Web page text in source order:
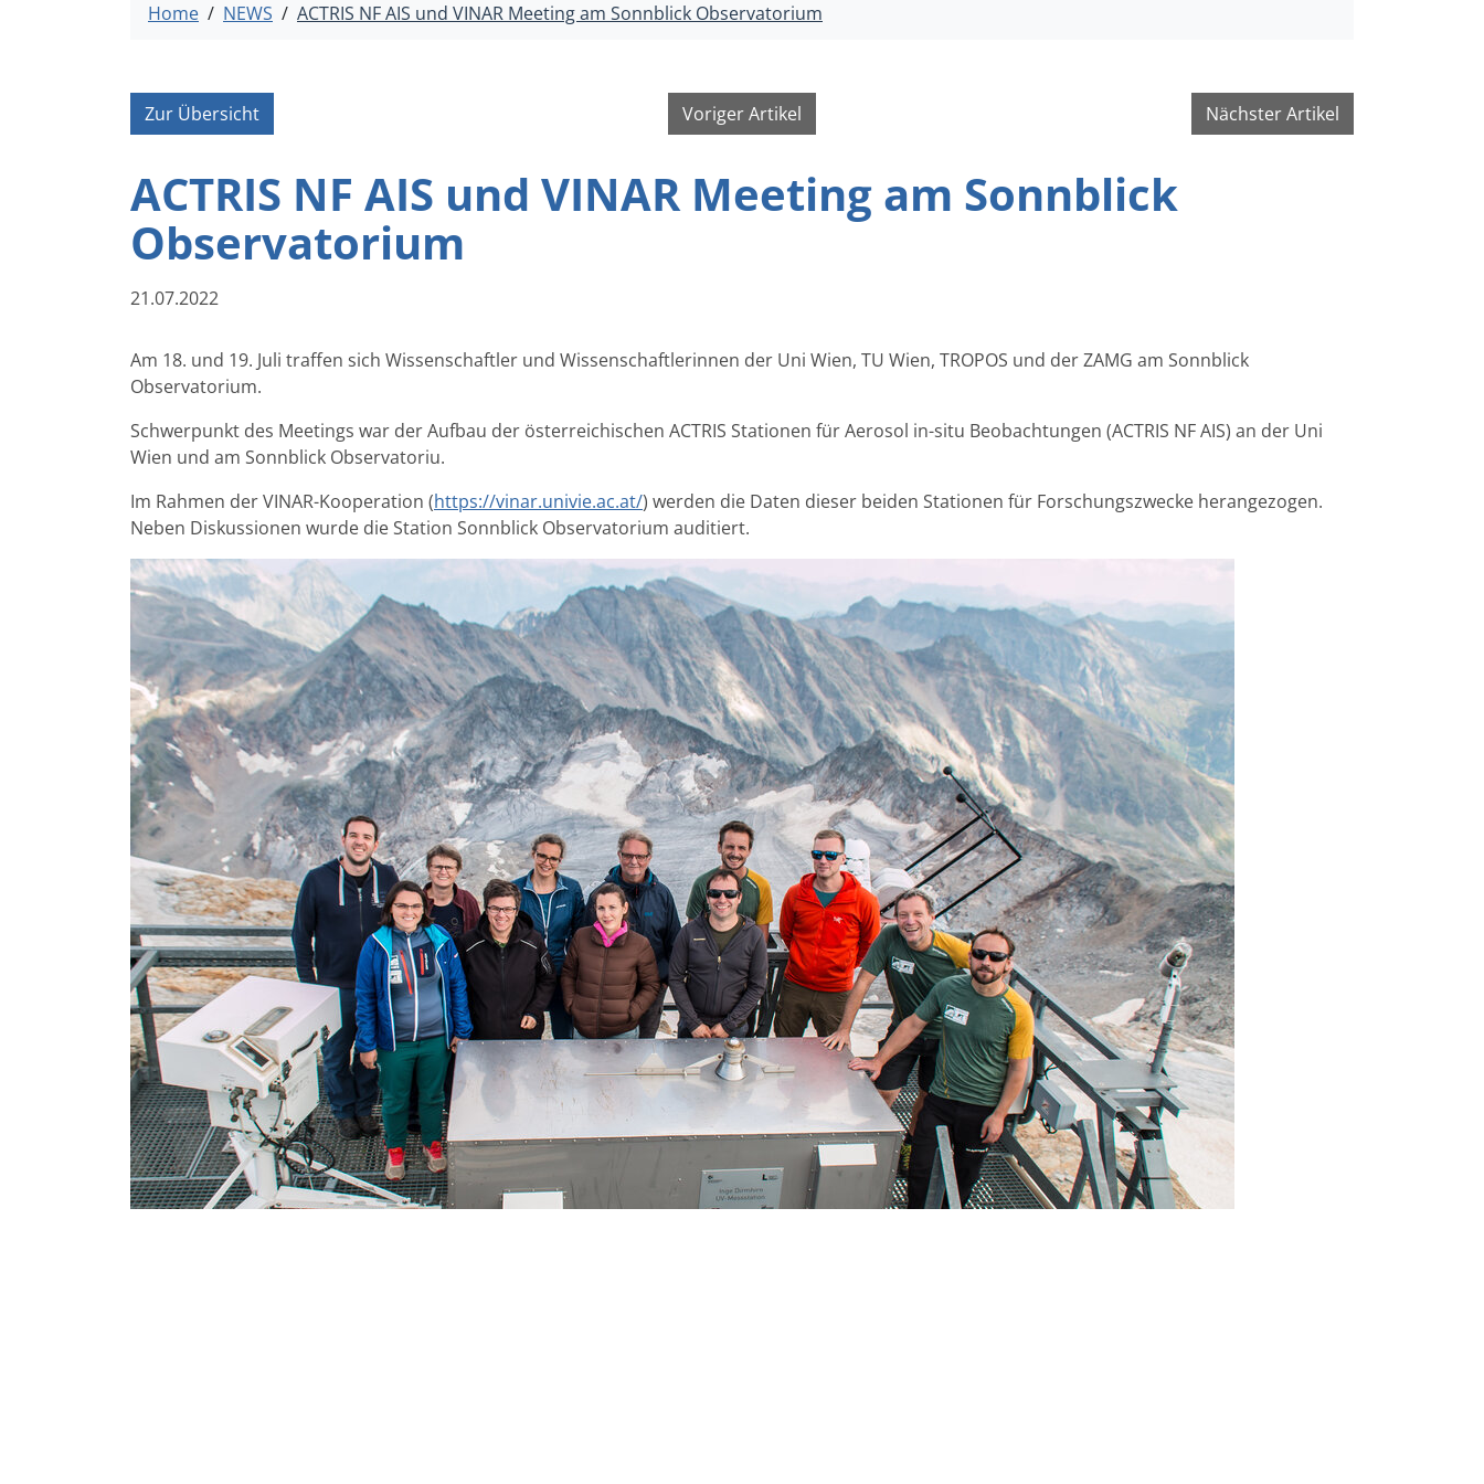
Home NEWS ACTRIS NF AIS und VINAR Meeting am Sonnblick Observatorium
Zur Übersicht Voriger Artikel Nächster Artikel
ACTRIS NF AIS und VINAR Meeting am Sonnblick
Observatorium
21.07.2022
Am 18. und 19. Juli traffen sich Wissenschaftler und Wissenschaftlerinnen der Uni Wien, TU Wien, TROPOS und der ZAMG am Sonnblick
Observatorium.
Schwerpunkt des Meetings war der Aufbau der österreichischen ACTRIS Stationen für Aerosol in-situ Beobachtungen (ACTRIS NF AIS) an der Uni
Wien und am Sonnblick Observatoriu.
Im Rahmen der VINAR-Kooperation (https://vinar.univie.ac.at/) werden die Daten dieser beiden Stationen für Forschungszwecke herangezogen.
Neben Diskussionen wurde die Station Sonnblick Observatorium auditiert.